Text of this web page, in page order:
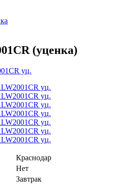
(уценка)
Краснодар
Нет
Завтрак